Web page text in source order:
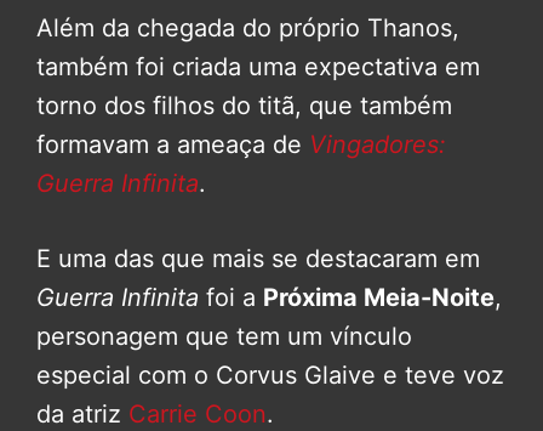
Além da chegada do próprio Thanos,
também foi criada uma expectativa em
torno dos filhos do titã, que também
formavam a ameaça de Vingadores:
Guerra Infinita.
E uma das que mais se destacaram em
Guerra Infinita foi a Próxima Meia-Noite,
personagem que tem um vínculo
especial com o Corvus Glaive e teve voz
da atriz Carrie Coon.